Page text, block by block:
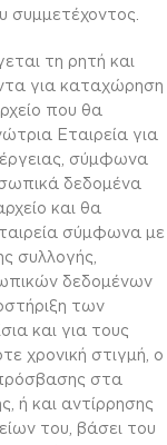
συμμετέχοντος.
τη ρητή και
για καταχώρηση
που θα
Εταιρεία για
σύμφωνα
δεδομένα
και θα
σύμφωνα με
συλλογής,
δεδομένων
των
και για τους
χρονική στιγμή, ο
στα
ή και αντίρρησης
του, βάσει του